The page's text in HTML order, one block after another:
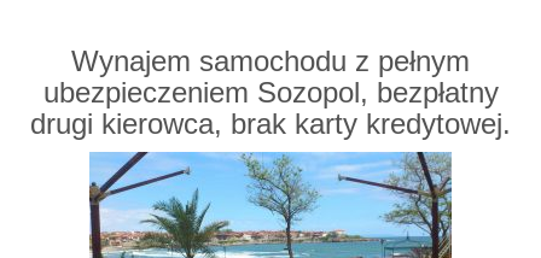
Wynajem samochodu z pełnym
ubezpieczeniem Sozopol, bezpłatny
drugi kierowca, brak karty kredytowej.